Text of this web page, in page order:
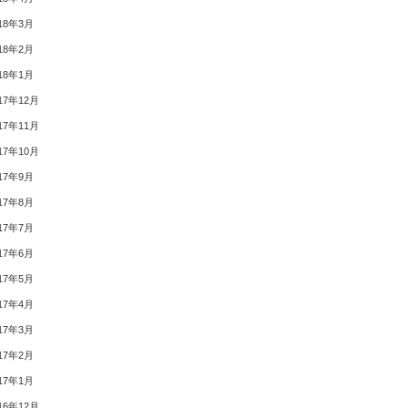
年3月
年2月
年1月
年12月
年11月
年10月
年9月
年8月
年7月
年6月
年5月
年4月
年3月
年2月
年1月